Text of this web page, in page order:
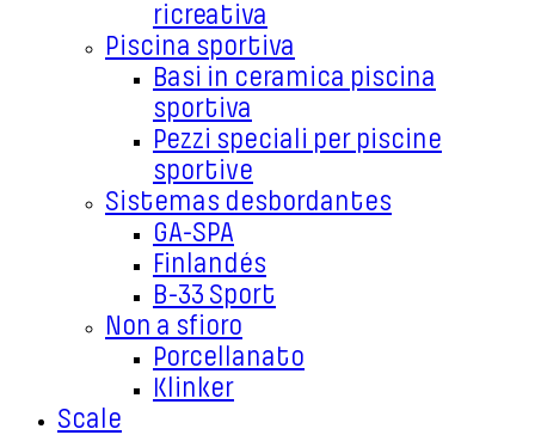
ricreativa
Piscina sportiva
Basi in ceramica piscina
sportiva
Pezzi speciali per piscine
sportive
Sistemas desbordantes
GA-SPA
Finlandés
B-33 Sport
Non a sfioro
Porcellanato
Klinker
Scale